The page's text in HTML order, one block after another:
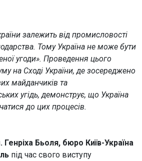
залежить від промисловості
Тому Україна не може бути
угоди». Проведення цього
на Сході України, де зосереджено
майданчиків та
угідь, демонструє, що Україна
до цих процесів.
Бьоля, бюро Київ-Україна
під час свого виступу